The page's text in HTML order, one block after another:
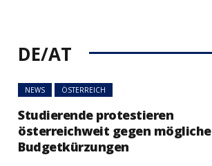
DE/AT
NEWS ÖSTERREICH
Studierende protestieren
österreichweit gegen mögliche
Budgetkürzungen